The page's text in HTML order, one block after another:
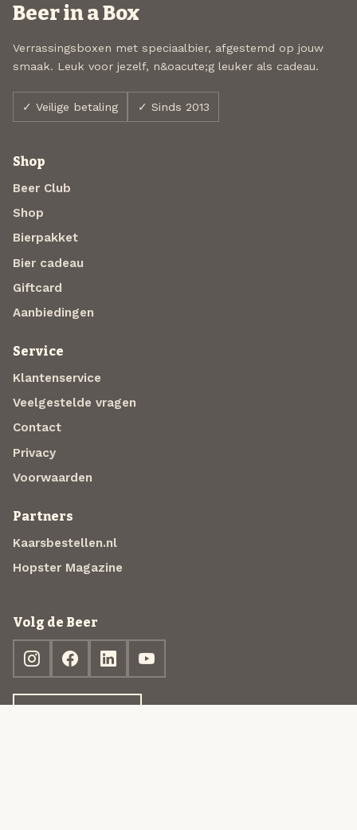
Beer in a Box
Verrassingsboxen met speciaalbier, afgestemd op jouw
smaak. Leuk voor jezelf, n&oacute;g leuker als cadeau.
✓ Veilige betaling ✓ Sinds 2013
Shop
Beer Club
Shop
Bierpakket
Bier cadeau
Giftcard
Aanbiedingen
Service
Klantenservice
Veelgestelde vragen
Contact
Privacy
Voorwaarden
Partners
Kaarsbestellen.nl
Hopster Magazine
Volg de Beer